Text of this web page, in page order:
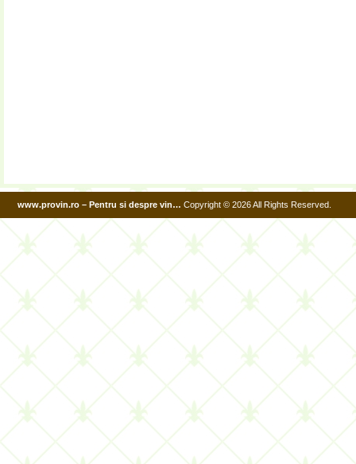
www.provin.ro – Pentru si despre vin… Copyright © 2026 All Rights Reserved.